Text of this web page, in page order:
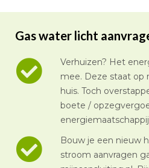
Gas water licht
Verhuizen? Het
mee. Deze staat op
huis. Toch
boete /
Bouw je een nieuw
stroom aanvragen